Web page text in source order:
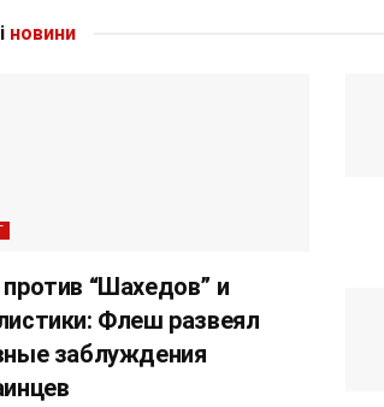
новини
“Шахедов” и
Флеш развеял
заблуждения